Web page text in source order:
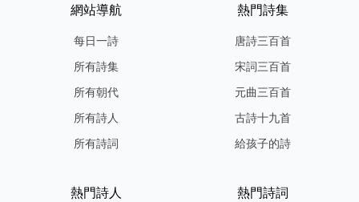
網站導航
每日一詩
所有詩集
所有朝代
所有詩人
所有詩詞
熱門詩集
唐詩三百首
宋詞三百首
元曲三百首
古詩十九首
給孩子的詩
熱門詩人 熱門詩詞